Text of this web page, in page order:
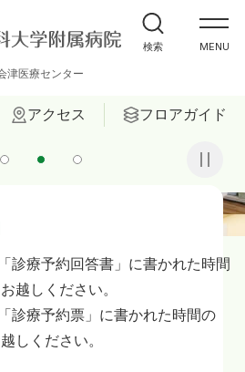
津医療センター
MENU
ー
アクセス フロアガイド
検索
学 附属病院
診療予約回答書」に書かれた時間
越しください。
診療予約票」に書かれた時間の
しください。